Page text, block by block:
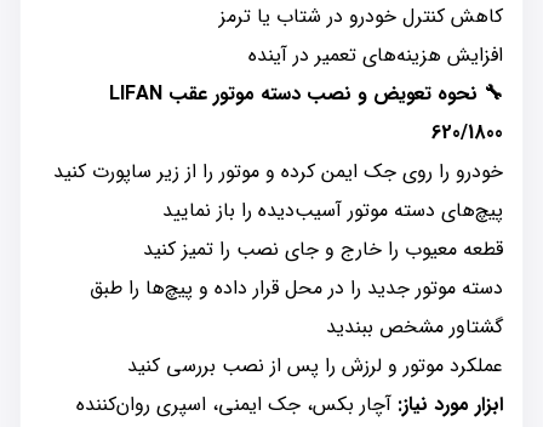
کاهش کنترل خودرو در شتاب یا ترمز
افزایش هزینه‌های تعمیر در آینده
🔧 نحوه تعویض و نصب دسته موتور عقب LIFAN
620/1800
خودرو را روی جک ایمن کرده و موتور را از زیر ساپورت کنید
پیچ‌های دسته موتور آسیب‌دیده را باز نمایید
قطعه معیوب را خارج و جای نصب را تمیز کنید
دسته موتور جدید را در محل قرار داده و پیچ‌ها را طبق
گشتاور مشخص ببندید
عملکرد موتور و لرزش را پس از نصب بررسی کنید
ابزار مورد نیاز: آچار بکس، جک ایمنی، اسپری روان‌کننده